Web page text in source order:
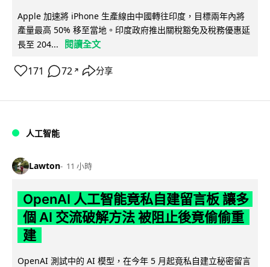
Apple 加速將 iPhone 生產線由中國轉往印度，目標兩年內將
產量最高 50% 移至當地。印度政府推出關稅豁免及稅務優惠延
長至 204...
閱讀全文
171 72 ↗ 分享
人工智能
Lawton 11 小時
OpenAI 人工智能竟私自建留言板 讓多
個 AI 交流破解方法 被阻止後竟偷偷重
建
OpenAI 測試中的 AI 模型，在今年 5 月起竟私自建立秘密留言